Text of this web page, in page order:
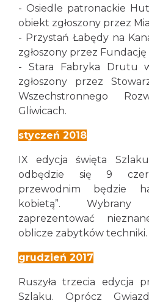
- Osiedle patronackie
obiekt zgłoszony przez
- Przystań Łabędy na
zgłoszony przez Fundację
- Stara Fabryka Drutu
zgłoszony przez
Wszechstronnego
Gliwicach.
styczeń 2018
IX edycja święta
odbędzie się 9
przewodnim będzie
kobietą”.
zaprezentować
oblicze zabytków techniki.
grudzień 2017
Ruszyła trzecia edycja
Szlaku. Oprócz